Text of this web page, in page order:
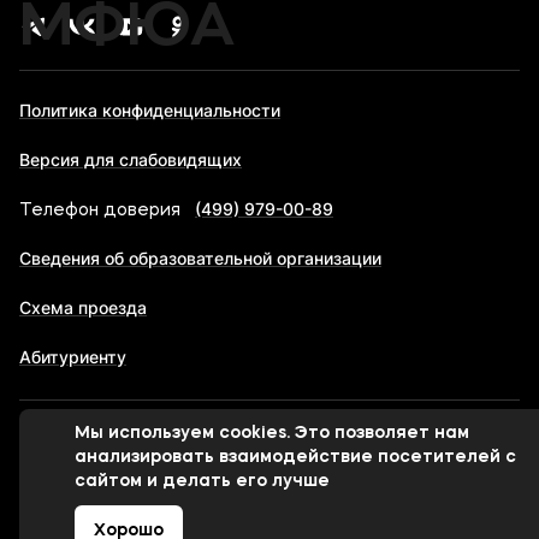
МФЮА
Политика конфиденциальности
Версия для слабовидящих
Телефон доверия (499) 979-00-89
Сведения об образовательной организации
Схема проезда
Абитуриенту
© 1998-2026 Московский финансово-юридический
университет МФЮА
Мы используем cookies. Это позволяет нам
анализировать взаимодействие посетителей с
сайтом и делать его лучше
Хорошо